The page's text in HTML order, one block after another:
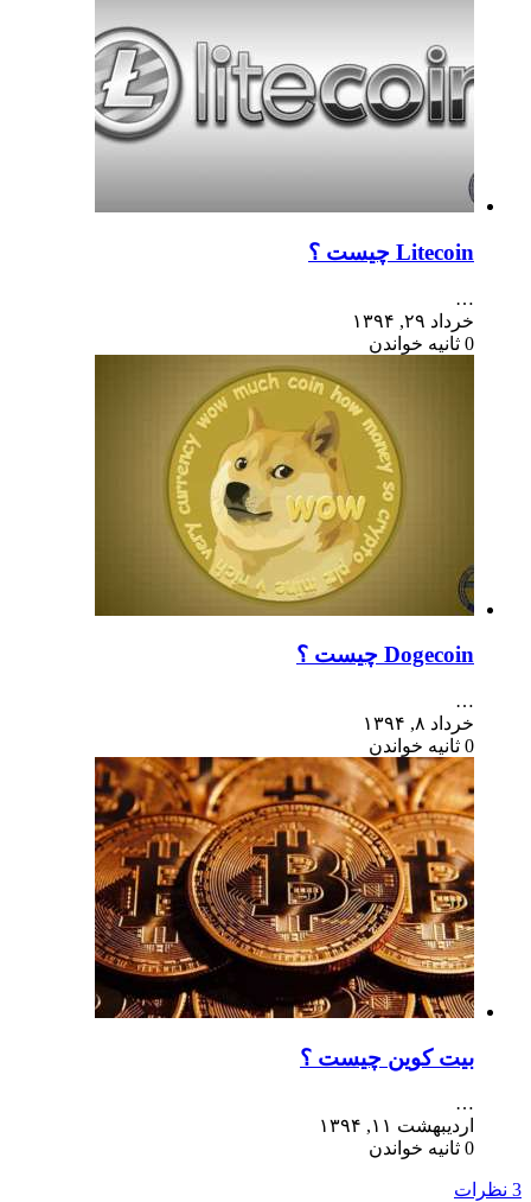
Litecoin چیست ؟
…
خرداد ۲۹, ۱۳۹۴
0 ثانیه خواندن
Dogecoin چیست ؟
…
خرداد ۸, ۱۳۹۴
0 ثانیه خواندن
بیت کوین چیست ؟
…
اردیبهشت ۱۱, ۱۳۹۴
0 ثانیه خواندن
3 نظرات